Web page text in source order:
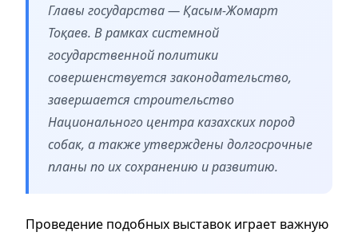
Главы государства — Қасым-Жомарт
Тоқаев. В рамках системной
государственной политики
совершенствуется законодательство,
завершается строительство
Национального центра казахских пород
собак, а также утверждены долгосрочные
планы по их сохранению и развитию.
Проведение подобных выставок играет важную